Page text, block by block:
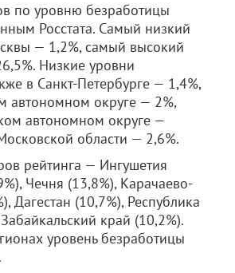
по уровню безработицы
Росстата. Самый низкий
— 1,2%, самый высокий
Низкие уровни
в Санкт-Петербурге — 1,4%,
автономном округе — 2%,
автономном округе —
области — 2,6%.
рейтинга — Ингушетия
Чечня (13,8%), Карачаево-
Дагестан (10,7%), Республика
край (10,2%).
уровень безработицы